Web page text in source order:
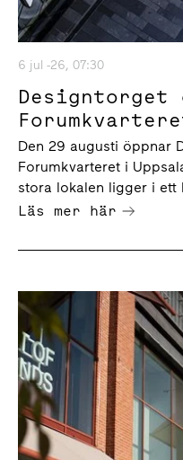
6 jul -26, 07:30
Designtorget
Den 29 augusti öppnar
Forumkvarteret i
stora lokalen ligger i ett
Läs mer här